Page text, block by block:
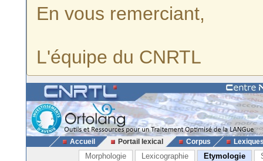
En vous remerciant,
L'équipe du CNRTL
Accueil Portail lexical Corpus
Morphologie Lexicographie Etymologie